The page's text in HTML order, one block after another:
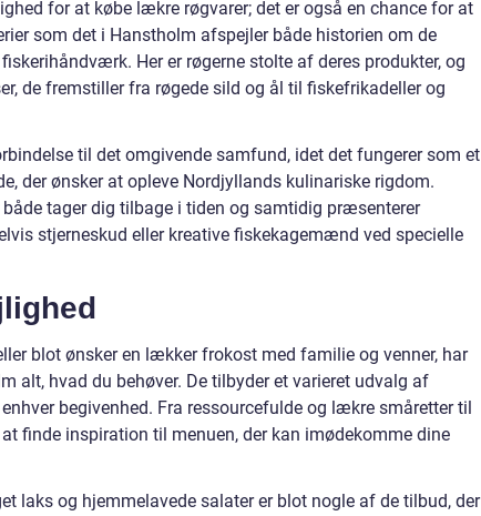
for at købe lækre røgvarer; det er også en chance for at
som det i Hanstholm afspejler både historien om de
Her er røgerne stolte af deres produkter, og
de fremstiller fra røgede sild og ål til fiskefrikadeller og
til det omgivende samfund, idet det fungerer som et
der ønsker at opleve Nordjyllands kulinariske rigdom.
tager dig tilbage i tiden og samtidig præsenterer
stjerneskud eller kreative fiskekagemænd ved specielle
blot ønsker en lækker frokost med familie og venner, har
alt, hvad du behøver. De tilbyder et varieret udvalg af
begivenhed. Fra ressourcefulde og lækre småretter til
finde inspiration til menuen, der kan imødekomme dine
laks og hjemmelavede salater er blot nogle af de tilbud, der